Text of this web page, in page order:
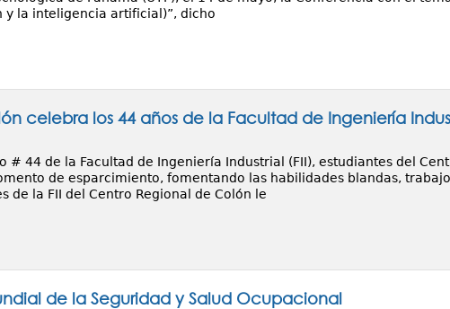
y la inteligencia artificial)”, dicho
celebra los 44 años de la Facultad de Ingeniería
# 44 de la Facultad de Ingeniería Industrial (FII), estudiantes del
de esparcimiento, fomentando las habilidades blandas,
de la FII del Centro Regional de Colón le
de la Seguridad y Salud Ocupacional